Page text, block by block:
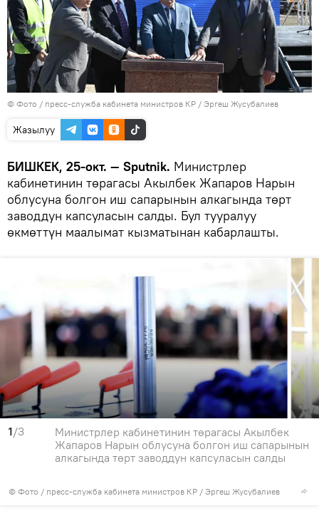
© Фото / пресс-служба кабинета министров КР / Эргеш Жусубалиев
Жазылуу
БИШКЕК, 25-окт. — Sputnik. Министрлер
кабинетинин төрагасы Акылбек Жапаров Нарын
облусуна болгон иш сапарынын алкагында төрт
заводдун капсуласын салды. Бул тууралуу
өкмөттүн маалымат кызматынан кабарлашты.
1/3
© Фото / пресс-служба кабинета министров КР / Эргеш Жусубалиев
Министрлер кабинетинин төрагасы Акылбек
Жапаров Нарын облусуна болгон иш сапарынын
алкагында төрт заводдун капсуласын салды